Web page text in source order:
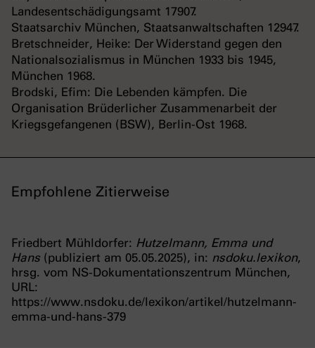
Landesentschädigungsamt 17907.
Staatsarchiv München, Staatsanwaltschaften 12947.
Bretschneider, Heike: Der Widerstand gegen den
Nationalsozialismus in München 1933 bis 1945,
München 1968.
Brodski, Efim: Die Lebenden kämpfen. Die
Organisation Brüderlicher Zusammenarbeit der
Kriegsgefangenen (BSW), Berlin-Ost 1968.
Empfohlene Zitierweise
Friedbert Mühldorfer: Hutzelmann, Emma und
Hans (publiziert am 05.05.2025), in: nsdoku.lexikon,
hrsg. vom NS-Dokumentationszentrum München,
URL:
https://www.nsdoku.de/lexikon/artikel/hutzelmann-
emma-und-hans-379